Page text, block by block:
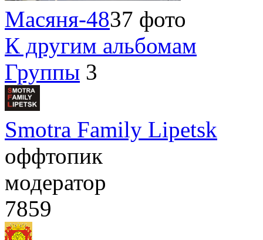
Масяня-4837 фото
К другим альбомам
Группы 3
Smotra Family Lipetsk
оффтопик
модератор
7859